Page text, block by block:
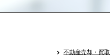
不動産売却・買